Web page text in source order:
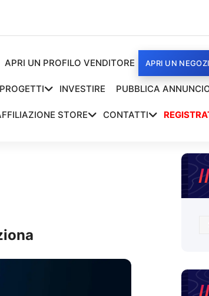
APRI UN PROFILO VENDITORE APRI UN
PROGETTI INVESTIRE PUBBLICA
STORE CONTATTI